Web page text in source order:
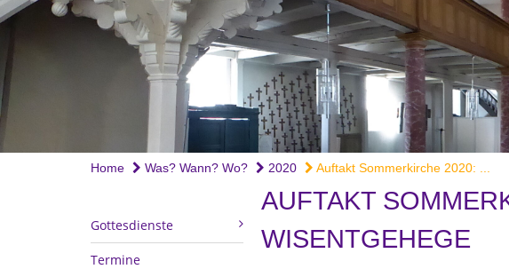
Home Was? Wann? Wo? 2020 Auftakt Sommerkirche 2020: ...
Gottesdienste
Termine
AUFTAKT
WISENTGEHEGE